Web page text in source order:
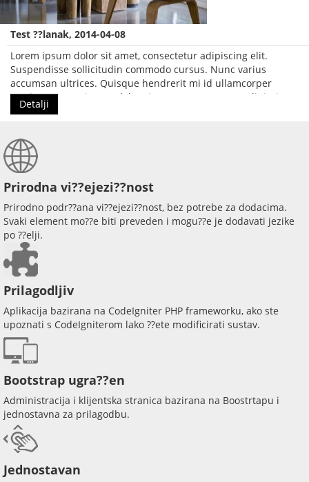
Test ??lanak, 2014-04-08
Lorem ipsum dolor sit amet, consectetur adipiscing elit.
Suspendisse sollicitudin commodo cursus. Nunc varius
accumsan ultrices. Quisque hendrerit mi id ullamcorper
pretium. Lorem ipsum dolor sit amet, consectetur adipiscing
elit.
Detalji
Prirodna vi??ejezi??nost
Prirodno podr??ana vi??ejezi??nost, bez potrebe za dodacima.
Svaki element mo??e biti preveden i mogu??e je dodavati jezike
po ??elji.
Prilagodljiv
Aplikacija bazirana na CodeIgniter PHP frameworku, ako ste
upoznati s CodeIgniterom lako ??ete modificirati sustav.
Bootstrap ugra??en
Administracija i klijentska stranica bazirana na Boostrtapu i
jednostavna za prilagodbu.
Jednostavan